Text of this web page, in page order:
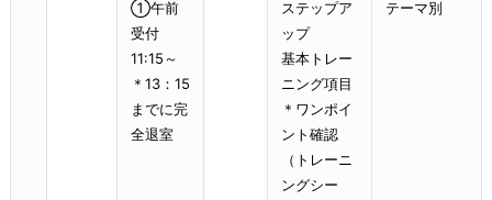
①午前
受付
11:15～
＊13：15
までに完
全退室
ステップア
ップ
基本トレー
ニング項目
＊ワンポイ
ント確認
（トレーニ
ングシー
テーマ別